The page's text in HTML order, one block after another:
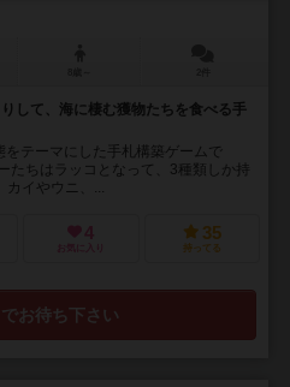
して、海に棲む獲物たちを食べる手
をテーマにした手札構築ゲームで
たちはラッコとなって、3種類しか持
イやウニ、...
4
お気に入り
35
持ってる
お待ち下さい